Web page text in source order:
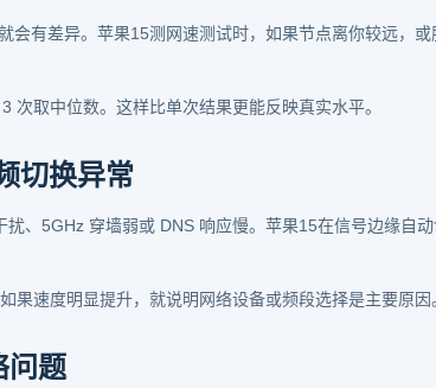
会有差异。苹果15测网速测试时，如果节点离你较远，或
次取中位数。这样比单次结果更能反映真实水平。
切换异常
、5GHz 穿墙弱或 DNS 响应慢。苹果15在信号边缘自
速度明显提升，就说明网络设备或频段选择是主要原因
问题